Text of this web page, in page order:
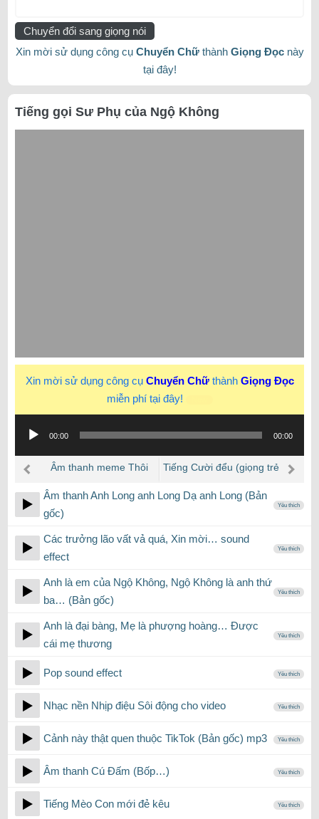
Chuyển đổi sang giọng nói
Xin mời sử dụng công cụ Chuyển Chữthành Giọng Đọcnày
tại đây!
Tiếng gọi Sư Phụ của Ngộ Không
Xin mời sử dụng công cụ Chuyển Chữthành Giọng Đọc
miễn phí tại đây!
phát
âm
thanh
00:00 00:00
Âm thanh meme Thôi
Tiếng Cười đểu (giọng trẻ
Âm thanh Anh Long anh Long Dạ anh Long (Bản
gốc)
Yêu thích
Các trưởng lão vất vả quá, Xin mời… sound
effect
Yêu thích
Anh là em của Ngộ Không, Ngộ Không là anh thứ
ba… (Bản gốc)
Yêu thích
Anh là đại bàng, Mẹ là phượng hoàng… Được
cái mẹ thương
Yêu thích
Pop sound effect Yêu thích
Nhạc nền Nhịp điệu Sôi động cho video Yêu thích
Cảnh này thật quen thuộc TikTok (Bản gốc) mp3 Yêu thích
Âm thanh Cú Đấm (Bốp…) Yêu thích
Tiếng Mèo Con mới đẻ kêu Yêu thích